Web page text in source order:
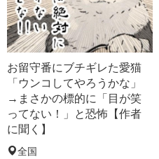
お留守番にブチギレた愛猫
「ウンコしてやろうかな」
→まさかの標的に「目が笑
ってない！」と恐怖【作者
に聞く】
全国